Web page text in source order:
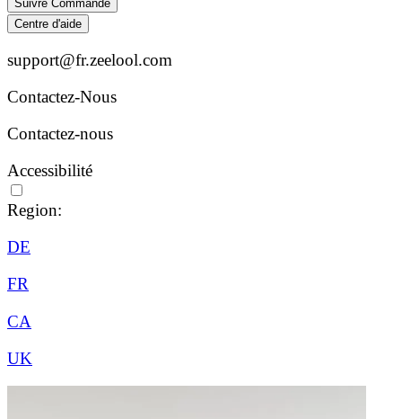
Suivre Commande
Centre d'aide
support@fr.zeelool.com
Contactez-Nous​
Contactez-nous
Accessibilité
Region:
DE
FR
CA
UK